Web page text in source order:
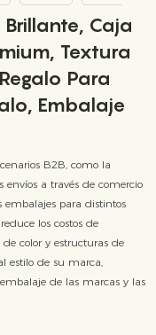
Caja
Textura
Para
Embalaje
B2B, como la
envíos a través de comercio
embalajes para distintos
los costos de
color y estructuras de
estilo de su marca,
de las marcas y las